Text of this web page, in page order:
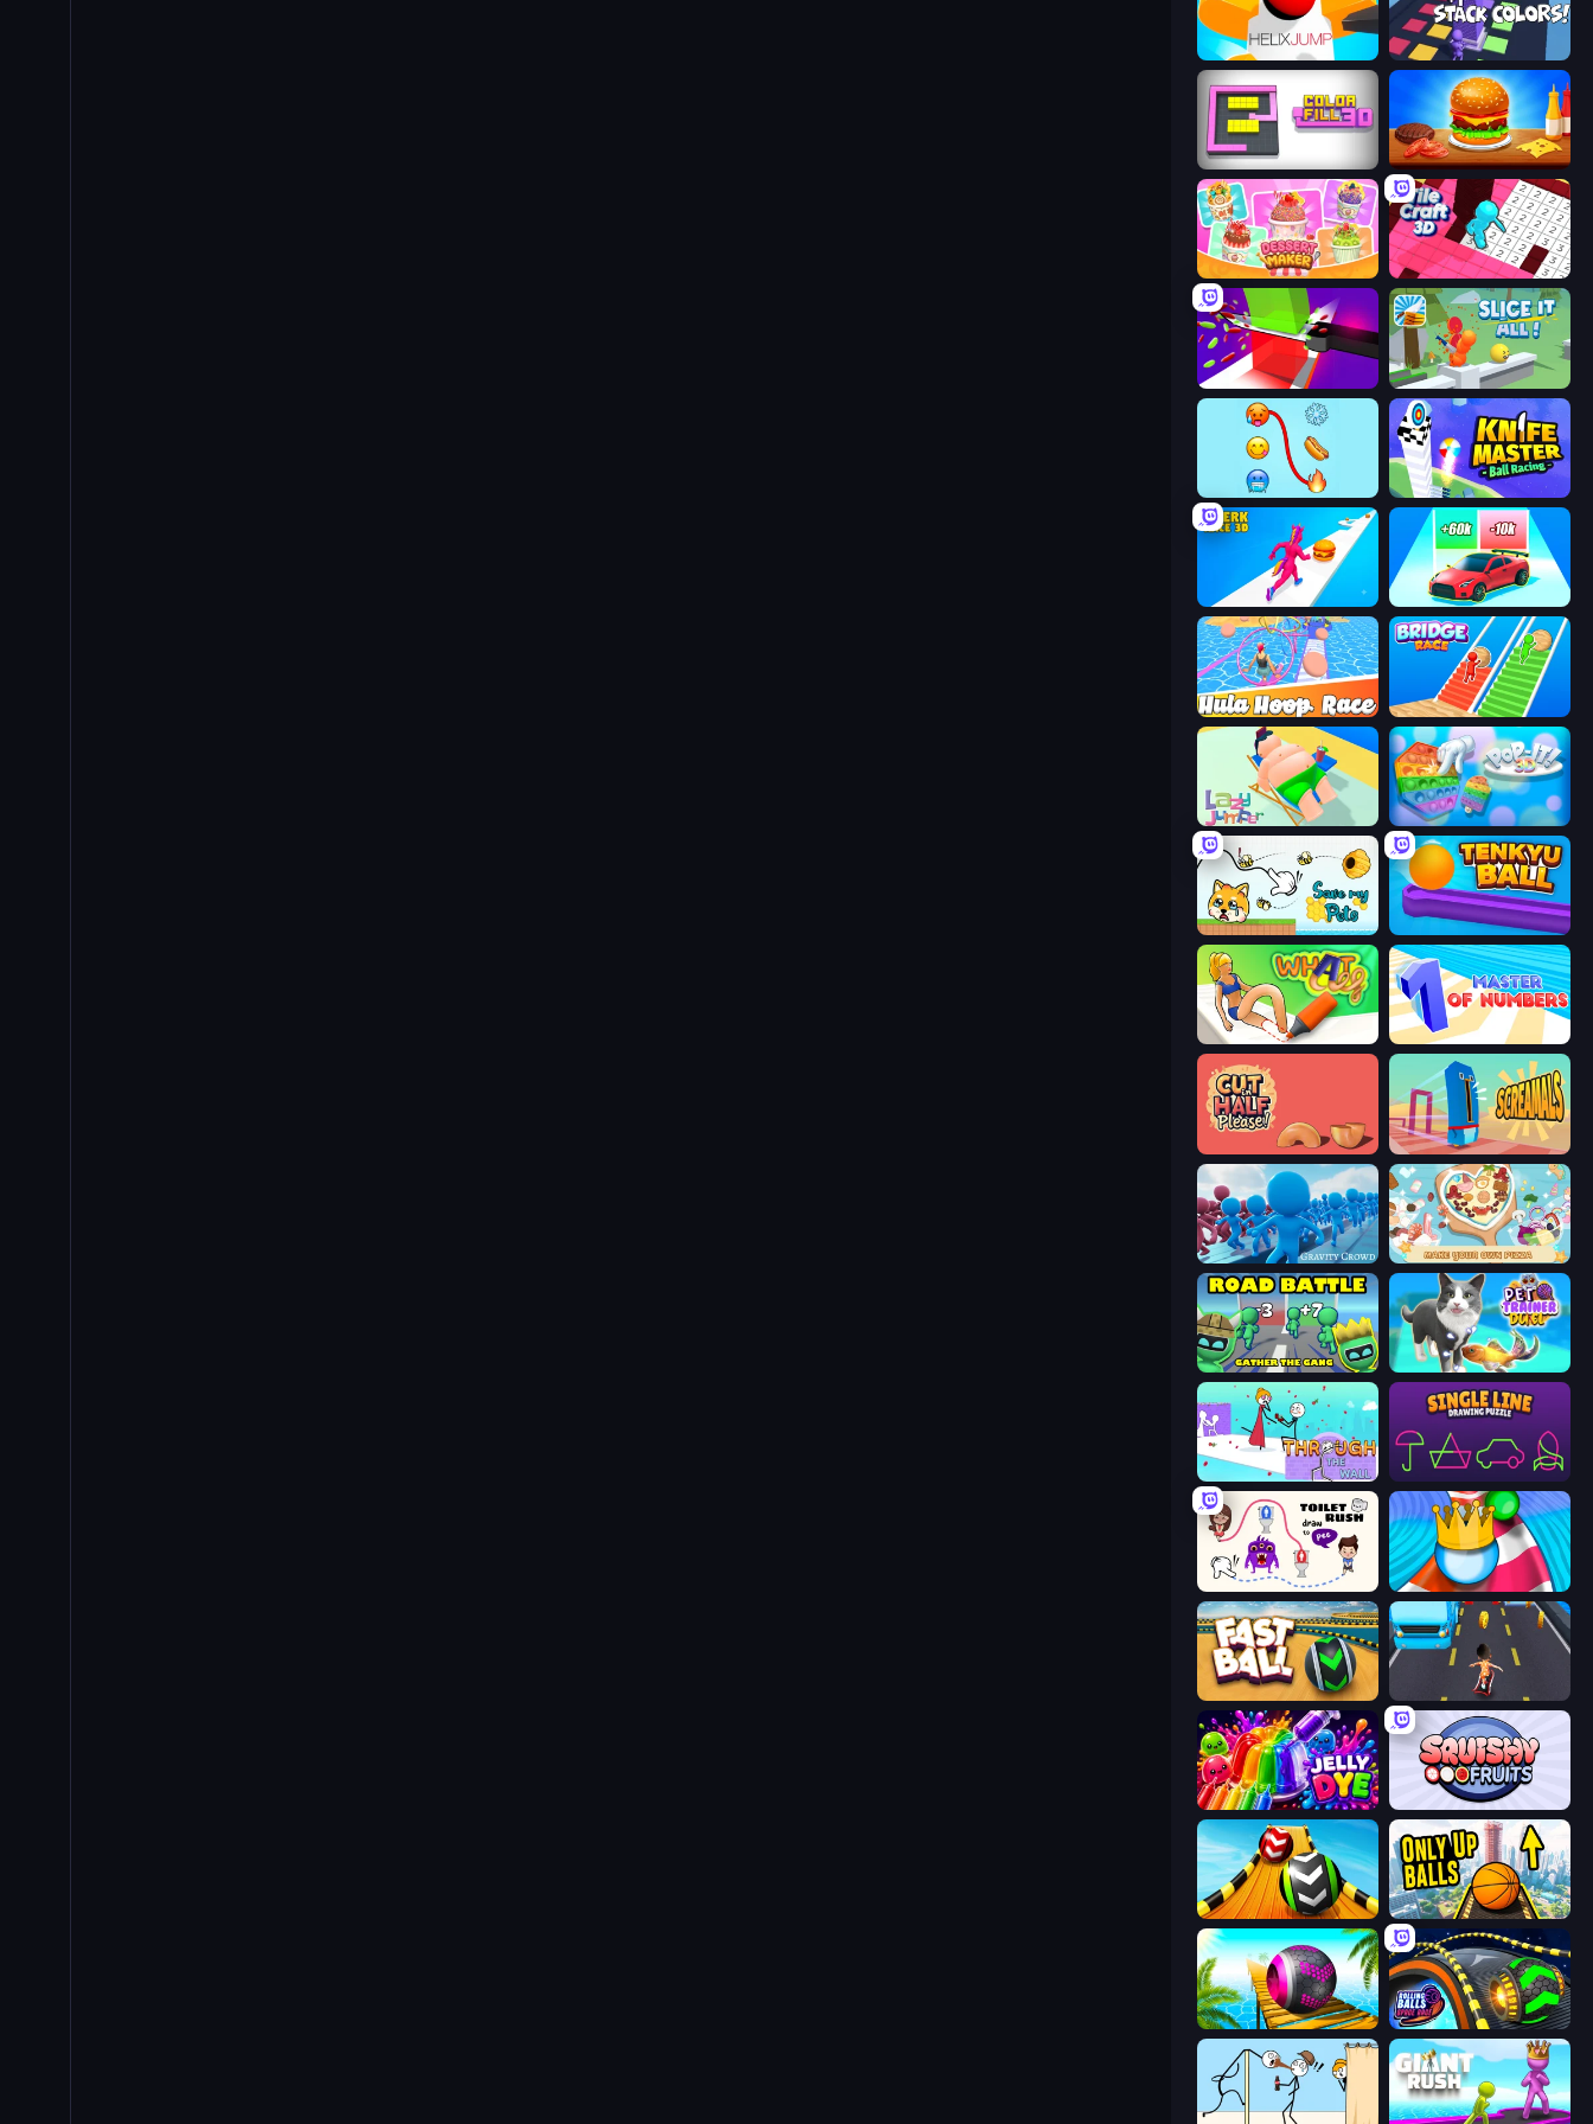
Helix Jump Stack Colors
Color Fill 3D Burger Cafe
Dessert Maker Tile Craft 3D
Jelly Restaurant Slice It All!
Emoji Puzzle! Knife Master: Ball Racing
Twerk Race 3D
Hula Hoop Race Bridge Race
Lazy Jumper Pop It 3D
Save My Pets Tenkyu Ball
What a Leg Master of Numbers
Cut in Half, Please! Screamals
Gravity Crowd ABC Pizza Maker
Road Battle: Gather the Gang Pet Trainer Duel
Through the Wall Single Line: Drawing Puzzle
Aquapark Balls Party
Fast Ball Jump
Jelly Dye Squishy Fruits
Sky Balls 3D Only Up Balls
Rolling Balls Sea Race Rolling Balls Space Race